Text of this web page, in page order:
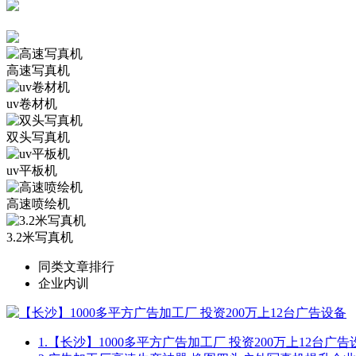
高速写真机
uv卷材机
双头写真机
uv平板机
高速喷绘机
3.2米写真机
同类文章排行
企业内训
1. 【长沙】1000多平方广告加工厂 投资200万上12台广告